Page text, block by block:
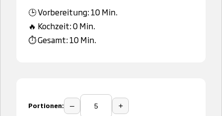
🕒 Vorbereitung: 10 Min.
🔥 Kochzeit: 0 Min.
⏱️ Gesamt: 10 Min.
Portionen: – +